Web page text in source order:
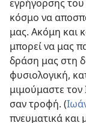
εγρήγορσης του
κόσμο να
μας. Ακόμη και
μπορεί να μας
δράση μας στη
φυσιολογική,
μιμούμαστε τον
σαν τροφή. (
πνευματικά και